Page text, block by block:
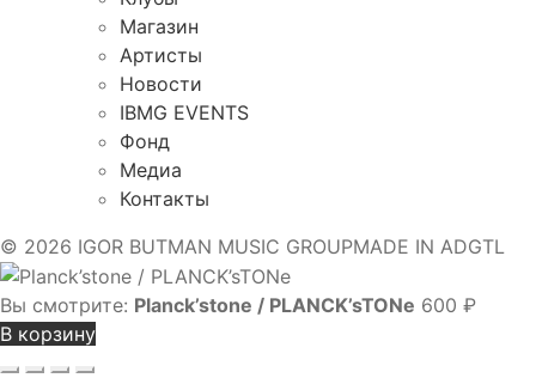
Магазин
Артисты
Новости
IBMG EVENTS
Фонд
Медиа
Контакты
© 2026 IGOR BUTMAN MUSIC GROUPMADE IN ADGTL
Вы смотрите: Planck’stone / PLANCK’sTONe 600 ₽
В корзину